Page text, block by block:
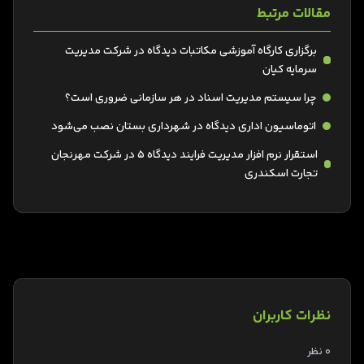
مقالات مرتبط
برگزاری کارگاه آموزشی مکاتبات دیدگاه در شرکت مدیریت
سرمایه کیان
چرا سیستم مدیریت اسناد در هر سازمانی ضروری است؟
اتوماسیون اداری دیدگاه در شهرداری بستان نصب می‌شود
استقرار نرم افزار مدیریت فرایند دیدگاه 5 در شرکت مهرنجان
تجارت اسکندری
نظرات کاربران
0 نظر